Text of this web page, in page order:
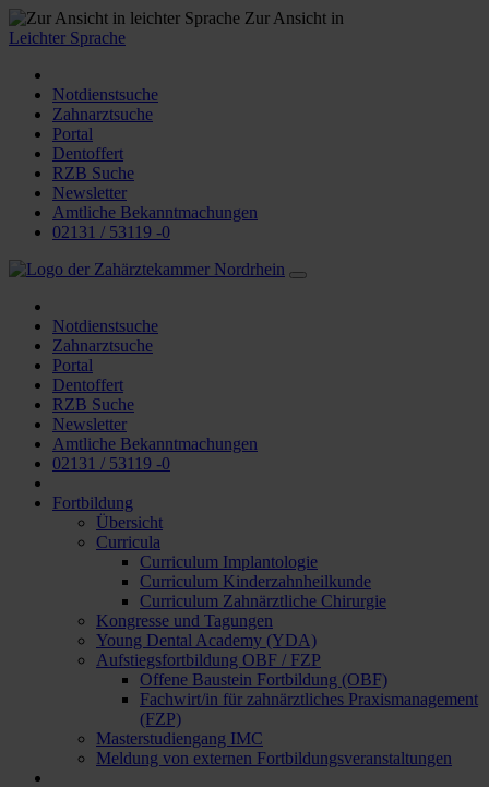
Zur Ansicht in
Leichter Sprache
Notdienstsuche
Zahnarztsuche
Portal
Dentoffert
RZB Suche
Newsletter
Amtliche Bekanntmachungen
02131 / 53119 -0
Notdienstsuche
Zahnarztsuche
Portal
Dentoffert
RZB Suche
Newsletter
Amtliche Bekanntmachungen
02131 / 53119 -0
Fortbildung
Übersicht
Curricula
Curriculum Implantologie
Curriculum Kinderzahnheilkunde
Curriculum Zahnärztliche Chirurgie
Kongresse und Tagungen
Young Dental Academy (YDA)
Aufstiegsfortbildung OBF / FZP
Offene Baustein Fortbildung (OBF)
Fachwirt/in für zahnärztliches Praxismanagement
(FZP)
Masterstudiengang IMC
Meldung von externen Fortbildungsveranstaltungen